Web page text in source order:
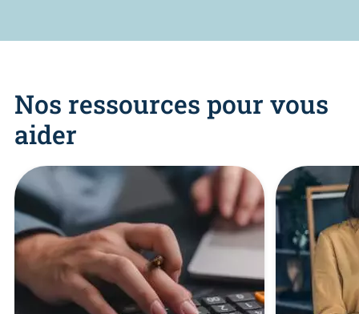
Nos ressources pour vous
aider